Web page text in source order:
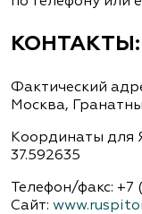
КОНТАКТЫ:
Фактический
Москва,
Координаты для
37.592635
Телефон/факс:
Сайт: